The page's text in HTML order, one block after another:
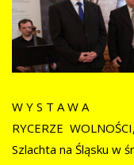
W Y S T A W A
RYCERZE
Szlachta na Śląsku w